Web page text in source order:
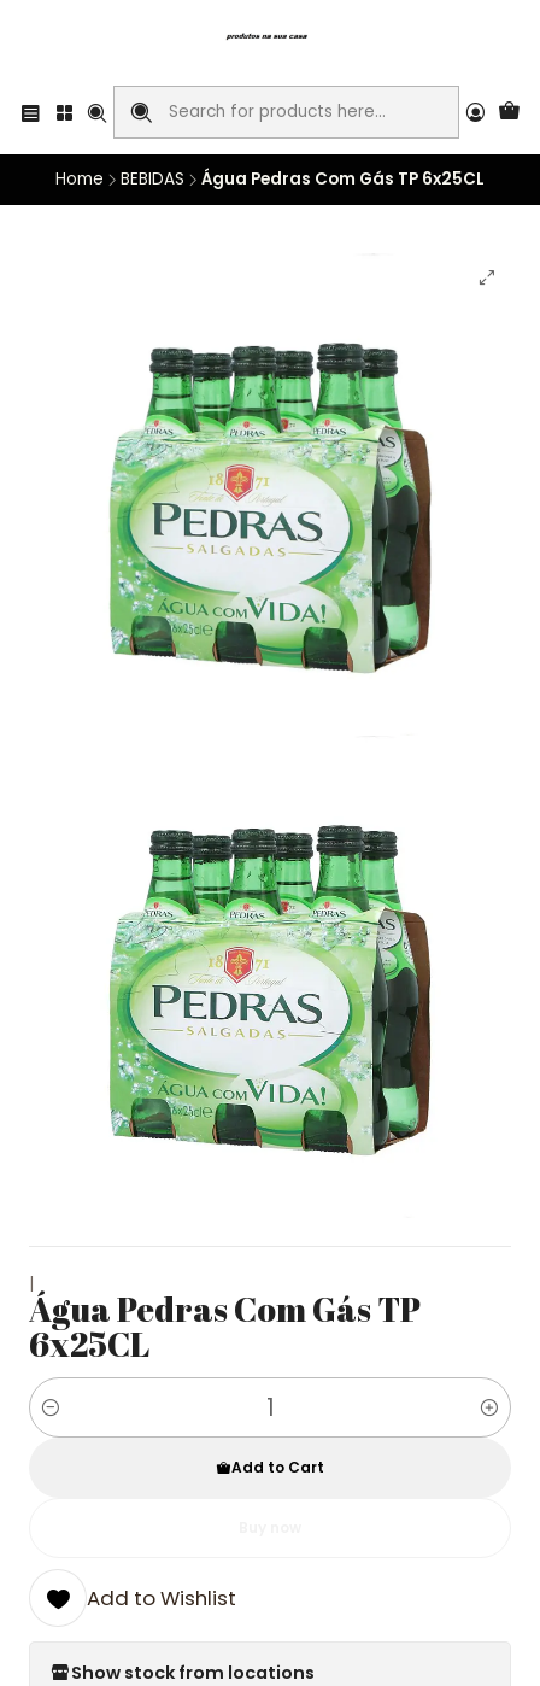
Home BEBIDAS Água Pedras Com Gás TP 6x25CL
|
Água Pedras Com Gás TP
6x25CL
Quantity
Add to Cart
Add to Wishlist
Show stock from locations